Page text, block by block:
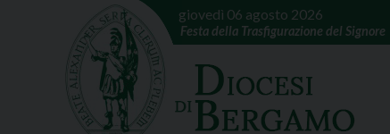
giovedì 06 agosto 2026
Festa della Trasfigurazione del Signore